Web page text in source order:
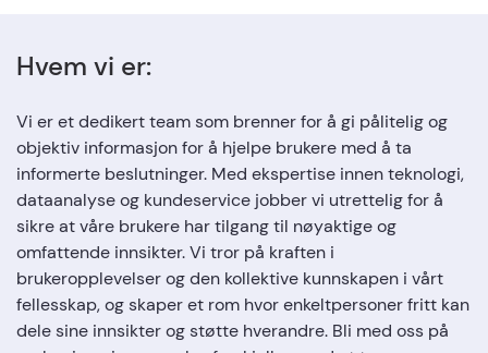
Skriv
Hvem vi er:
Vi er et dedikert team som brenner for å gi pålitelig og
objektiv informasjon for å hjelpe brukere med å ta
informerte beslutninger. Med ekspertise innen teknologi,
dataanalyse og kundeservice jobber vi utrettelig for å
sikre at våre brukere har tilgang til nøyaktige og
omfattende innsikter. Vi tror på kraften i
brukeropplevelser og den kollektive kunnskapen i vårt
fellesskap, og skaper et rom hvor enkeltpersoner fritt kan
dele sine innsikter og støtte hverandre. Bli med oss på